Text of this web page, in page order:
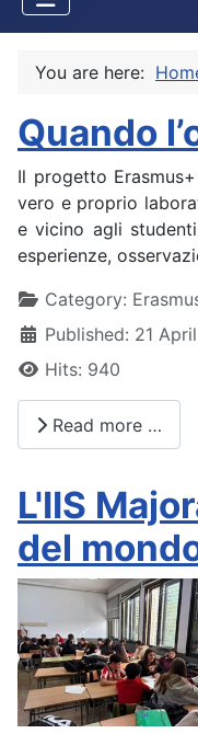
You are here:
Quando
Il progetto
vero e proprio
e vicino agli
esperienze,
DetailsCategory:
Published: 21
Hits: 940
Read more …
L'IIS
del